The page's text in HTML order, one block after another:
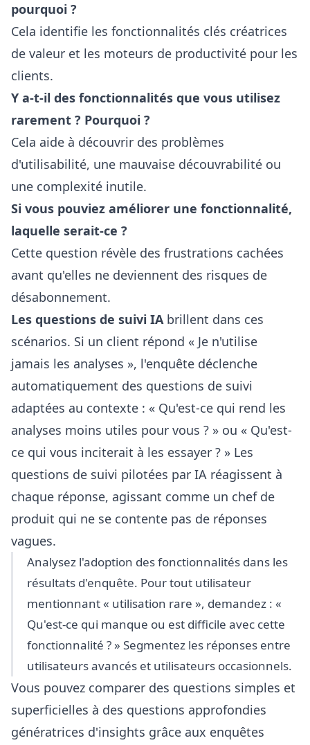
pourquoi ?
Cela identifie les fonctionnalités clés créatrices
de valeur et les moteurs de productivité pour les
clients.
Y a-t-il des fonctionnalités que vous utilisez
rarement ? Pourquoi ?
Cela aide à découvrir des problèmes
d'utilisabilité, une mauvaise découvrabilité ou
une complexité inutile.
Si vous pouviez améliorer une fonctionnalité,
laquelle serait-ce ?
Cette question révèle des frustrations cachées
avant qu'elles ne deviennent des risques de
désabonnement.
Les questions de suivi IAbrillent dans ces
scénarios. Si un client répond « Je n'utilise
jamais les analyses », l'enquête déclenche
automatiquement des questions de suivi
adaptées au contexte : « Qu'est-ce qui rend les
analyses moins utiles pour vous ? » ou « Qu'est-
ce qui vous inciterait à les essayer ? » Les
questions de suivi pilotées par IA réagissent à
chaque réponse, agissant comme un chef de
produit qui ne se contente pas de réponses
vagues.
Analysez l'adoption des fonctionnalités dans les
résultats d'enquête. Pour tout utilisateur
mentionnant « utilisation rare », demandez : «
Qu'est-ce qui manque ou est difficile avec cette
fonctionnalité ? » Segmentez les réponses entre
utilisateurs avancés et utilisateurs occasionnels.
Vous pouvez comparer des questions simples et
superficielles à des questions approfondies
génératrices d'insights grâce aux enquêtes